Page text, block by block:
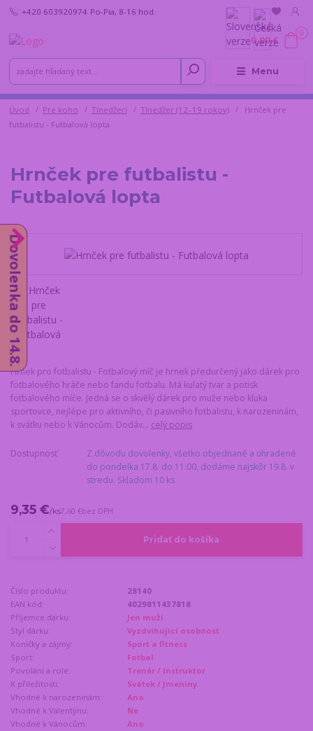
Menu
+420 603920974 Po-Pia, 8-16 hod.
0
0,00 €
Úvod Pre koho Tínedžeri Tínedžer (12–19 rokov)
Hrnček pre
futbalistu - Futbalová lopta
Hrnček pre futbalistu -
Futbalová lopta
Hrnek pro fotbalistu - Fotbalový míč je hrnek předurčený jako dárek pro
fotbalového hráče nebo fandu fotbalu. Má kulatý tvar a potisk
fotbalového míče. Jedná se o skvělý dárek pro muže nebo kluka
sportovce, nejlépe pro aktivního, či pasivního fotbalistu, k narozeninám,
k svátku nebo k Vánocům. Dodáv... celý popis
Dostupnosť
Z dôvodu dovolenky, všetko objednané a uhradené
do pondelka 17.8. do 11:00, dodáme najskôr 19.8. v
stredu. Skladom 10 ks
9,35 €/ks7,60 €bez DPH
Pridať do košíka
Číslo produktu:
28140
EAN kód:
4029811437818
Příjemce dárku:
Jen muži
Styl dárku:
Vyzdvihující osobnost
Koníčky a zájmy:
Sport a fitness
Sport:
Fotbal
Povolání a role:
Trenér / Instruktor
K příležitosti:
Svátek / Jmeniny
Vhodné k narozeninám:
Ano
Vhodné k Valentýnu:
Ne
Vhodné k Vánocům:
Ano
Dovolenka do 14.8.